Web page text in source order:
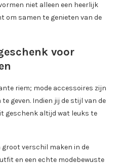
niet alleen een heerlijk
om samen te genieten van de
voor
riem; mode accessoires zijn
geven. Indien jij de stijl van de
geschenk altijd wat leuks te
groot verschil maken in de
en een echte modebewuste